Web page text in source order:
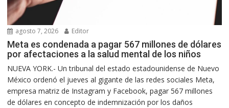
agosto 7, 2026 Editor
Meta es condenada a pagar 567 millones de dólares
por afectaciones a la salud mental de los niños
NUEVA YORK.- Un tribunal del estado estadounidense de Nuevo
México ordenó el jueves al gigante de las redes sociales Meta,
empresa matriz de Instagram y Facebook, pagar 567 millones
de dólares en concepto de indemnización por los daños